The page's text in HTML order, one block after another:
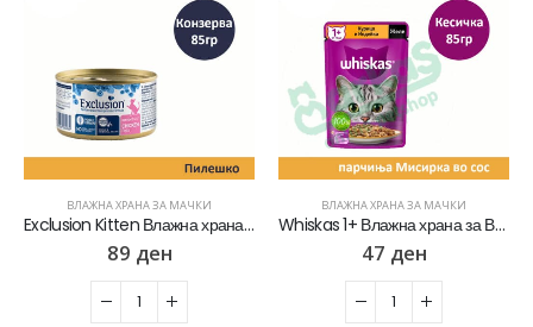
ВЛАЖНА ХРАНА ЗА МАЧКИ
Exclusion Kitten Влажна храна за Маченца во развој со Пилешко пате [Конзерва 85гр]
89 ден
ВЛАЖНА ХРАНА ЗА МАЧКИ
Whiskas 1+ Влажна храна за Возрасни мачки со Парчиња Мисирка во сос [Кесичка 85гр]
47 ден